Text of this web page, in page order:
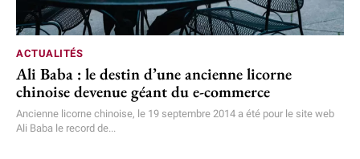
ACTUALITÉS
Ali Baba : le destin d’une ancienne licorne
chinoise devenue géant du e-commerce
Ancienne licorne chinoise, le 19 septembre 2014 a été pour le site web
Ali Baba le record de...